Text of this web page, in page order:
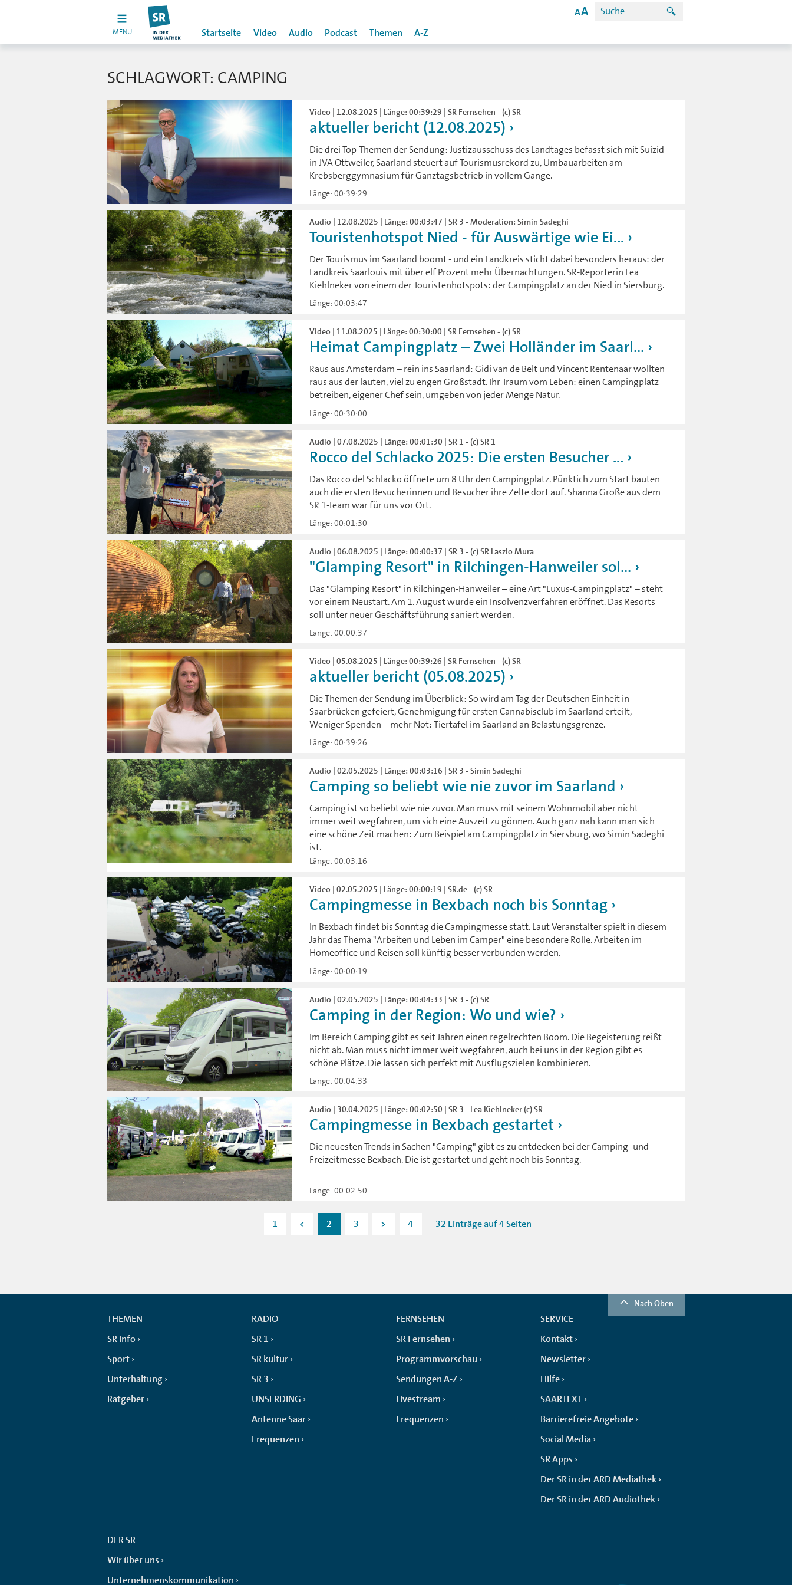
MENU Startseite Video Audio Podcast Themen A-Z
SCHLAGWORT: CAMPING
Video | 12.08.2025 | Länge: 00:39:29 | SR Fernsehen - (c) SR
aktueller bericht (12.08.2025)
Die drei Top-Themen der Sendung: Justizausschuss des Landtages befasst sich mit Suizid
in JVA Ottweiler, Saarland steuert auf Tourismusrekord zu, Umbauarbeiten am
Krebsberggymnasium für Ganztagsbetrieb in vollem Gange.
Länge: 00:39:29
Audio | 12.08.2025 | Länge: 00:03:47 | SR 3 - Moderation: Simin Sadeghi
Touristenhotspot Nied - für Auswärtige wie Ei...
Der Tourismus im Saarland boomt - und ein Landkreis sticht dabei besonders heraus: der
Landkreis Saarlouis mit über elf Prozent mehr Übernachtungen. SR-Reporterin Lea
Kiehlneker von einem der Touristenhotspots: der Campingplatz an der Nied in Siersburg.
Länge: 00:03:47
Video | 11.08.2025 | Länge: 00:30:00 | SR Fernsehen - (c) SR
Heimat Campingplatz – Zwei Holländer im Saarl...
Raus aus Amsterdam – rein ins Saarland: Gidi van de Belt und Vincent Rentenaar wollten
raus aus der lauten, viel zu engen Großstadt. Ihr Traum vom Leben: einen Campingplatz
betreiben, eigener Chef sein, umgeben von jeder Menge Natur.
Länge: 00:30:00
Audio | 07.08.2025 | Länge: 00:01:30 | SR 1 - (c) SR 1
Rocco del Schlacko 2025: Die ersten Besucher ...
Das Rocco del Schlacko öffnete um 8 Uhr den Campingplatz. Pünktich zum Start bauten
auch die ersten Besucherinnen und Besucher ihre Zelte dort auf. Shanna Große aus dem
SR 1-Team war für uns vor Ort.
Länge: 00:01:30
Audio | 06.08.2025 | Länge: 00:00:37 | SR 3 - (c) SR Laszlo Mura
"Glamping Resort" in Rilchingen-Hanweiler sol...
Das "Glamping Resort" in Rilchingen-Hanweiler – eine Art "Luxus-Campingplatz" – steht
vor einem Neustart. Am 1. August wurde ein Insolvenzverfahren eröffnet. Das Resorts
soll unter neuer Geschäftsführung saniert werden.
Länge: 00:00:37
Video | 05.08.2025 | Länge: 00:39:26 | SR Fernsehen - (c) SR
aktueller bericht (05.08.2025)
Die Themen der Sendung im Überblick: So wird am Tag der Deutschen Einheit in
Saarbrücken gefeiert, Genehmigung für ersten Cannabisclub im Saarland erteilt,
Weniger Spenden – mehr Not: Tiertafel im Saarland an Belastungsgrenze.
Länge: 00:39:26
Audio | 02.05.2025 | Länge: 00:03:16 | SR 3 - Simin Sadeghi
Camping so beliebt wie nie zuvor im Saarland
Camping ist so beliebt wie nie zuvor. Man muss mit seinem Wohnmobil aber nicht
immer weit wegfahren, um sich eine Auszeit zu gönnen. Auch ganz nah kann man sich
eine schöne Zeit machen: Zum Beispiel am Campingplatz in Siersburg, wo Simin Sadeghi
ist.
Länge: 00:03:16
Video | 02.05.2025 | Länge: 00:00:19 | SR.de - (c) SR
Campingmesse in Bexbach noch bis Sonntag
In Bexbach findet bis Sonntag die Campingmesse statt. Laut Veranstalter spielt in diesem
Jahr das Thema "Arbeiten und Leben im Camper" eine besondere Rolle. Arbeiten im
Homeoffice und Reisen soll künftig besser verbunden werden.
Länge: 00:00:19
Audio | 02.05.2025 | Länge: 00:04:33 | SR 3 - (c) SR
Camping in der Region: Wo und wie?
Im Bereich Camping gibt es seit Jahren einen regelrechten Boom. Die Begeisterung reißt
nicht ab. Man muss nicht immer weit wegfahren, auch bei uns in der Region gibt es
schöne Plätze. Die lassen sich perfekt mit Ausflugszielen kombinieren.
Länge: 00:04:33
Audio | 30.04.2025 | Länge: 00:02:50 | SR 3 - Lea Kiehlneker (c) SR
Campingmesse in Bexbach gestartet
Die neuesten Trends in Sachen "Camping" gibt es zu entdecken bei der Camping- und
Freizeitmesse Bexbach. Die ist gestartet und geht noch bis Sonntag.
Länge: 00:02:50
1 < 2 3 > 4 32 Einträge auf 4 Seiten
Nach Oben
THEMEN
SR info
Sport
Unterhaltung
Ratgeber
RADIO
SR 1
SR kultur
SR 3
UNSERDING
Antenne Saar
Frequenzen
FERNSEHEN
SR Fernsehen
Programmvorschau
Sendungen A-Z
Livestream
Frequenzen
SERVICE
Kontakt
Newsletter
Hilfe
SAARTEXT
Barrierefreie Angebote
Social Media
SR Apps
Der SR in der ARD Mediathek
Der SR in der ARD Audiothek
DER SR
Wir über uns
Unternehmenskommunikation